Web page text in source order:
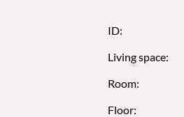
ID:
Living space:
Room:
Floor: